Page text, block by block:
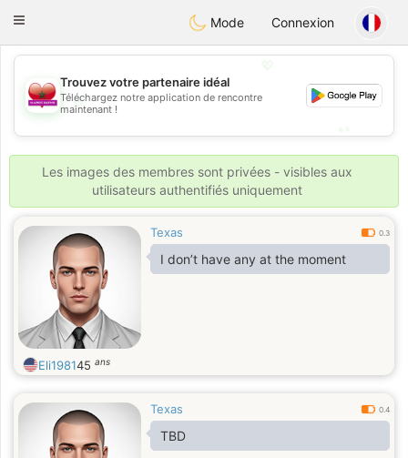
Maroc Dating
Toggle
Mode Connexion
💖
💕
Trouvez votre partenaire idéal
Téléchargez notre application de rencontre
maintenant !
Les images des membres sont privées - visibles aux
utilisateurs authentifiés uniquement
Texas 0.3
I don’t have any at the moment
Eli198145 ans
Texas 0.4
TBD